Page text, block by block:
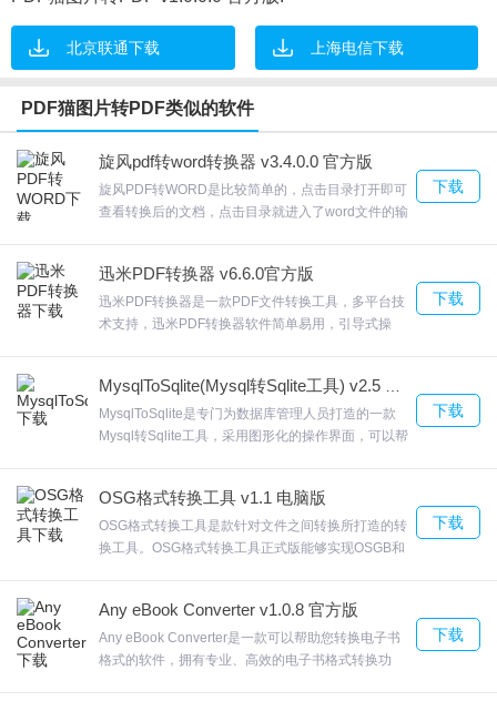
5.将多张图片转换以后就可以合并为一份PDF
PDF猫图片转PDF软件特点
2.转换以后可以直接打开PDF，可以自动查找电脑上的PDF查看器
3.输出方式灵活,实现以页为单位的输出方式，既支持整编文章的同
4.支持输出结果设置输出分辨率。
5.可以将网上截图保存的文章页面转换为PDF
6.用户可以直接从WPS打开转换以后的PDF
8.PDF猫图片转PDF工具可以帮助用户合并图片为PDF
9.可以将多页文章分别截图，随后使用这款软件组合新的PDF
PDF猫图片转PDF使用说明
PDF猫图片转PDF工具怎么用？
PDF猫图片转PDF更新日志
使用起来更流畅
北京联通下载 上海电信下载
PDF猫图片转PDF类似的软件
旋风pdf转word转换器 v3.4.0.0 官方版
旋风PDF转WORD是比较简单的，点击目录打开即可
查看转换后的文档，点击目录就进入了word文件的输
旋风PDF转WORD完成添加文件之后，您还可以选择
设置输出的文件格式，比如doc，docx，rtf等，如果
某种格式转换失败的话，您还可以尝试将它们转换为
下载
迅米PDF转换器 v6.6.0官方版
迅米PDF转换器是一款PDF文件转换工具，多平台技
术支持，迅米PDF转换器软件简单易用，引导式操
理，省时省心。更多迅米PDF转换器，欢迎来合众软
件园下载体验。
下载
MysqlToSqlite是专门为数据库管理人员打造的一款
Mysql转Sqlite工具，采用图形化的操作界面，可以帮
个单独的表，用于存储MySQL数据，可以将其附加到
现有表中，或将表中的所有数据替换为新导入的表。
可以保存每一次操作，方便重复执行；欢迎来合众软
下载
OSG格式转换工具 v1.1 电脑版
OSG格式转换工具是款针对文件之间转换所打造的转
换工具。OSG格式转换工具正式版能够实现OSGB和
您需要将osg文件转换，欢迎来合众软件园下载体
验。
下载
Any eBook Converter v1.0.8 官方版
Any eBook Converter是一款可以帮助您转换电子书
格式的软件，拥有专业、高效的电子书格式转换功
下载